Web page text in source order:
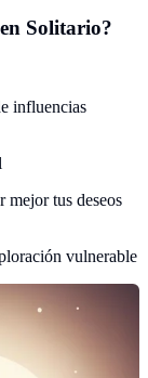
Solitario?
influencias
mejor tus deseos
vulnerable